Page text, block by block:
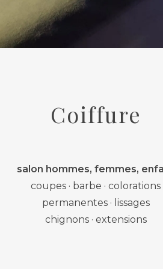
Coiffure
salon hommes, femmes,
coupes · barbe · colorations
permanentes · lissages
chignons · extensions